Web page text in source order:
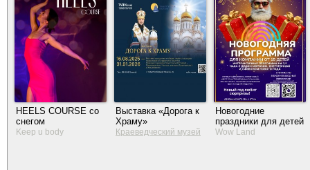
HEELS COURSE со
снегом
Keep u body
Выставка «Дорога к
Храму»
Краеведческий музей
Новогодние
праздники для детей
Wow Land